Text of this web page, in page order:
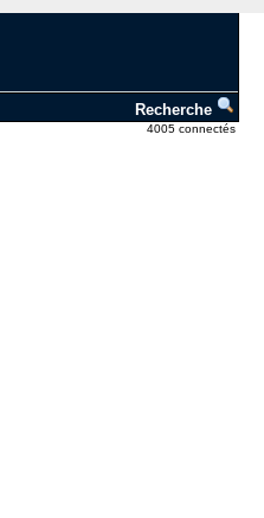
Recherche
4005 connectés